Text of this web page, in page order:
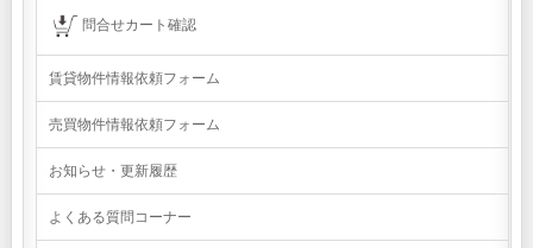
問合せカート確認
賃貸物件情報依頼フォーム
売買物件情報依頼フォーム
お知らせ・更新履歴
よくある質問コーナー